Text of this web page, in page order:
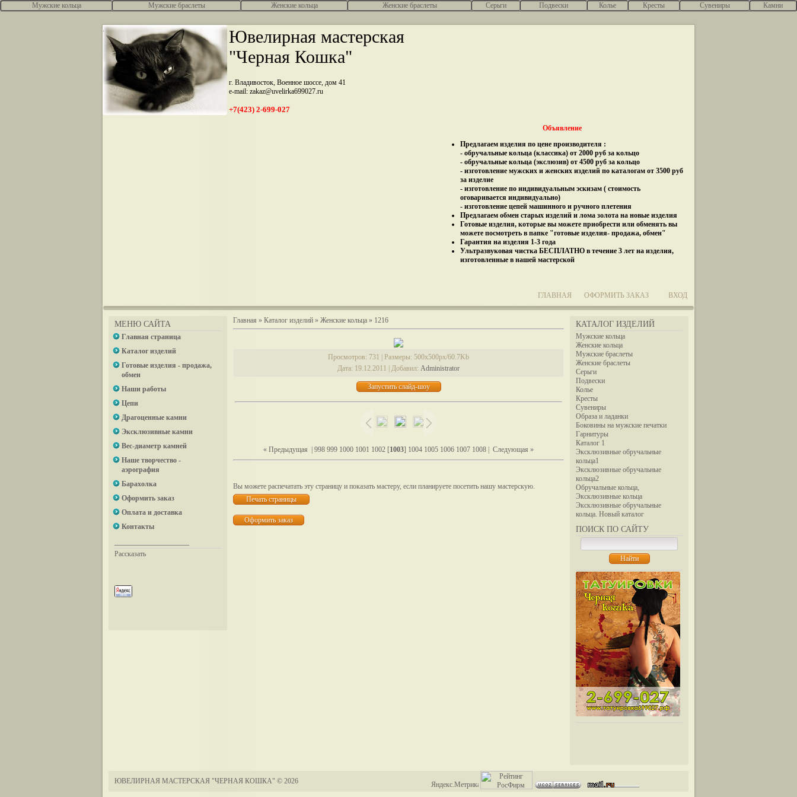
Мужские кольца Мужские браслеты Женcкие кольца Женские браслеты Серьги Подвески Колье Кресты Сувениры Камни
.
Ювелирная мастерская
"Черная Кошка"
г. Владивосток, Военное шоссе, дом 41
e-mail: zakaz@uvelirka699027.ru
+7(423) 2-699-027
Объявление
Предлагаем изделия по цене производителя :
- обручальные кольца (классика) от 2000 руб за кольцо
- обручальные кольца (экслюзив) от 4500 руб за кольцо
- изготовление мужских и женских изделий по каталогам от 3500 руб
за изделие
- изготовление по индивидуальным эскизам ( стоимость
оговаривается индивидуально)
- изготовление цепей машинного и ручного плетения
Предлагаем обмен старых изделий и лома золота на новые изделия
Готовые изделия, которые вы можете приобрести или обменять вы
можете посмотреть в папке "готовые изделия- продажа, обмен"
Гарантия на изделия 1-3 года
Ультразвуковая чистка БЕСПЛАТНО в течение 3 лет на изделия,
изготовленные в нашей мастерской
ГЛАВНАЯ ОФОРМИТЬ ЗАКАЗ ВХОД
МЕНЮ САЙТА
Главная страница
Каталог изделий
Готовые изделия - продажа,
обмен
Наши работы
Цепи
Драгоценные камни
Эксклюзивные камни
Вес-диаметр камней
Наше творчество -
аэрография
Барахолка
Оформить заказ
Оплата и доставка
Контакты
Рассказать
КАТАЛОГ ИЗДЕЛИЙ
Мужские кольца
Женские кольца
Мужские браслеты
Женские браслеты
Серьги
Подвески
Колье
Кресты
Сувениры
Образа и ладанки
Боковины на мужские печатки
Гарнитуры
Каталог 1
Эксклюзивные обручальные
кольца1
Эксклюзивные обручальные
кольца2
Обручальные кольца,
Эксклюзивные кольца
Эксклюзивные обручальные
кольца. Новый каталог
ПОИСК ПО САЙТУ
Главная » Каталог изделий » Женские кольца » 1216
Просмотров: 731 | Размеры: 500x500px/60.7Kb
Дата: 19.12.2011 | Добавил: Administrator
« Предыдущая 998 999 1000 1001 1002 [1003] 1004 1005 1006 1007 1008 Следующая »
Вы можете распечатать эту страницу и показать мастеру, если планируете посетить нашу мастерскую.
ЮВЕЛИРНАЯ МАСТЕРСКАЯ "ЧЕРНАЯ КОШКА" © 2026